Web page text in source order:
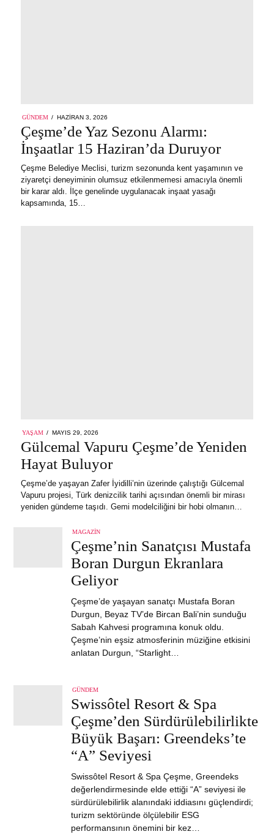
GÜNDEM
POSTED
HAZIRAN 3, 2026
Çeşme’de Yaz Sezonu Alarmı:
İnşaatlar 15 Haziran’da Duruyor
Çeşme Belediye Meclisi, turizm sezonunda kent yaşamının ve
ziyaretçi deneyiminin olumsuz etkilenmemesi amacıyla önemli
bir karar aldı. İlçe genelinde uygulanacak inşaat yasağı
kapsamında, 15…
YAŞAM
POSTED
MAYIS 29, 2026
2026
Gülcemal Vapuru Çeşme’de Yeniden
Hayat Buluyor
Çeşme’de yaşayan Zafer İyidilli’nin üzerinde çalıştığı Gülcemal
Vapuru projesi, Türk denizcilik tarihi açısından önemli bir mirası
yeniden gündeme taşıdı. Gemi modelciliğini bir hobi olmanın…
MAGAZIN
Çeşme’nin Sanatçısı Mustafa
Boran Durgun Ekranlara
Geliyor
Çeşme’de yaşayan sanatçı Mustafa Boran
Durgun, Beyaz TV’de Bircan Bali’nin sunduğu
Sabah Kahvesi programına konuk oldu.
Çeşme’nin eşsiz atmosferinin müziğine etkisini
anlatan Durgun, “Starlight…
GÜNDEM
Swissôtel Resort & Spa
Çeşme’den Sürdürülebilirlikte
Büyük Başarı: Greendeks’te
“A” Seviyesi
Swissôtel Resort & Spa Çeşme, Greendeks
değerlendirmesinde elde ettiği “A” seviyesi ile
sürdürülebilirlik alanındaki iddiasını güçlendirdi;
turizm sektöründe ölçülebilir ESG
performansının önemini bir kez…